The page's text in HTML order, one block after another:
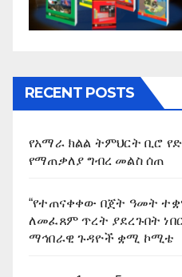
RECENT POSTS
የአማራ ክልል ትምህርት ቢሮ
የማጠቃለያ ግብረ መልስ ሰጠ
“የተጠናቀቀው በጀት ዓመት
ለመፈጸም ጥረት ያደረጉበት
ማኅበራዊ ጉዳዮች ቋሚ ኮሚቴ